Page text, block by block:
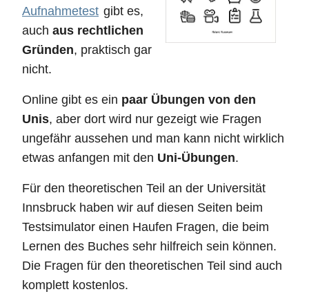
Aufnahmetest gibt es,
auch aus rechtlichen
Gründen, praktisch gar
nicht.
Online gibt es ein paar Übungen von den
Unis, aber dort wird nur gezeigt wie Fragen
ungefähr aussehen und man kann nicht wirklich
etwas anfangen mit den Uni-Übungen.
Für den theoretischen Teil an der Universität
Innsbruck haben wir auf diesen Seiten beim
Testsimulator einen Haufen Fragen, die beim
Lernen des Buches sehr hilfreich sein können.
Die Fragen für den theoretischen Teil sind auch
komplett kostenlos.